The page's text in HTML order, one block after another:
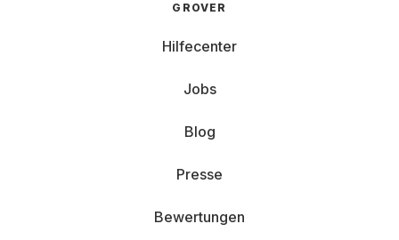
GROVER
Hilfecenter
Jobs
Blog
Presse
Bewertungen